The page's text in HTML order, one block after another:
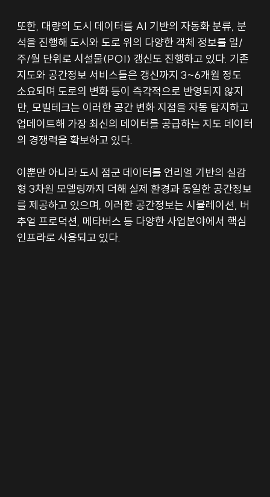
또한, 대량의 도시 데이터를 AI 기반의 자동화 분류, 분
석을 진행해 도시와 도로 위의 다양한 객체 정보를 일/
주/월 단위로 시설물(POI) 갱신도 진행하고 있다. 기존
지도와 공간정보 서비스들은 갱신까지 3~6개월 정도
소요되며 도로의 변화 등이 즉각적으로 반영되지 않지
만, 모빌테크는 이러한 공간 변화 지점을 자동 탐지하고
업데이트해 가장 최신의 데이터를 공급하는 지도 데이터
의 경쟁력을 확보하고 있다.
이뿐만 아니라 도시 점군 데이터를 언리얼 기반의 실감
형 3차원 모델링까지 더해 실제 환경과 동일한 공간정보
를 제공하고 있으며, 이러한 공간정보는 시뮬레이션, 버
추얼 프로덕션, 메타버스 등 다양한 사업분야에서 핵심
인프라로 사용되고 있다.